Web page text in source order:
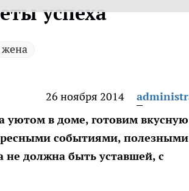
успеха
жена
26 ноября 2014
в доме, готовим вкусную
событиями, полезными
должна быть уставшей, с